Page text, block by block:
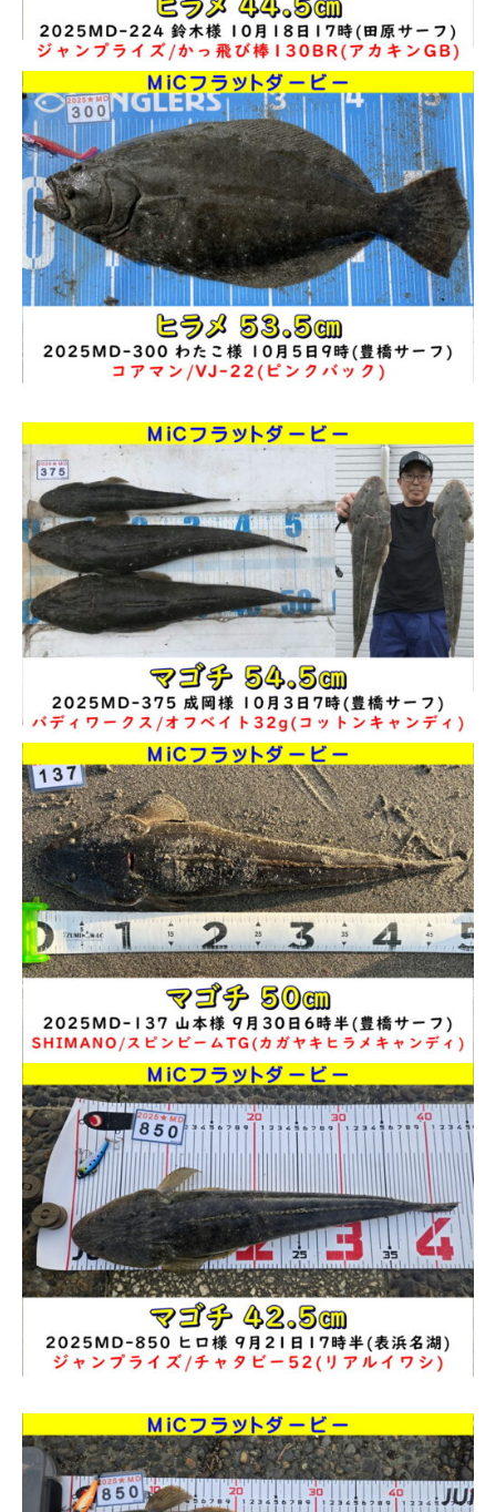
電話番号 お問合せ Instagram ショップ